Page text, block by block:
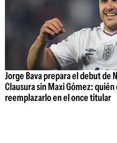
Jorge Bava prepara el debut de
Clausura sin Maxi Gómez:
reemplazarlo en el once titular